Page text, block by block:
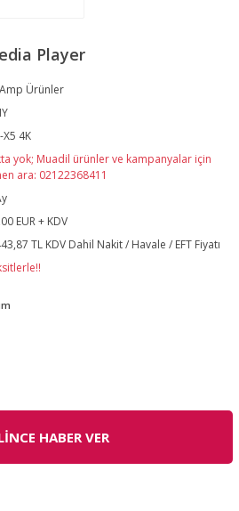
Player
Ürünler
X5 4K
yok; Muadil ürünler ve kampanyalar için
ara: 02122368411
EUR + KDV
TL KDV Dahil Nakit / Havale / EFT Fiyatı
HABER VER